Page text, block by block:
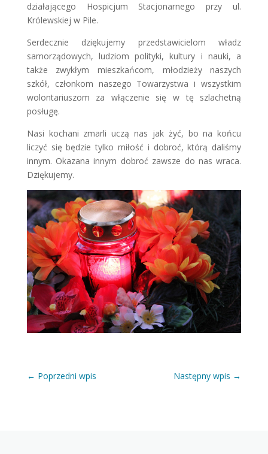
działającego Hospicjum Stacjonarnego przy ul.
Królewskiej w Pile.
Serdecznie dziękujemy przedstawicielom władz
samorządowych, ludziom polityki, kultury i nauki, a
także zwykłym mieszkańcom, młodzieży naszych
szkół, członkom naszego Towarzystwa i wszystkim
wolontariuszom za włączenie się w tę szlachetną
posługę.
Nasi kochani zmarli uczą nas jak żyć, bo na końcu
liczyć się będzie tylko miłość i dobroć, którą daliśmy
innym. Okazana innym dobroć zawsze do nas wraca.
Dziękujemy.
← Poprzedni wpis Następny wpis →